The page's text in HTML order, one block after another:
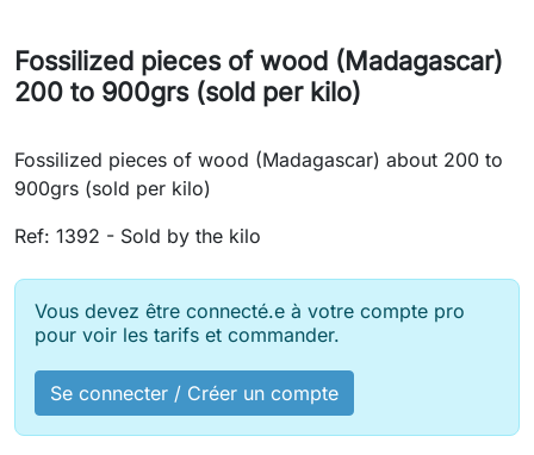
Fossilized pieces of wood (Madagascar)
200 to 900grs (sold per kilo)
Fossilized pieces of wood (Madagascar) about 200 to
900grs (sold per kilo)
Ref: 1392 - Sold by the kilo
Vous devez être connecté.e à votre compte pro
pour voir les tarifs et commander.
Se connecter / Créer un compte